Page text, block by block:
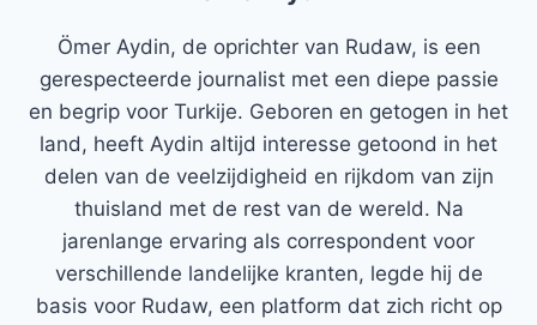
Ömer Aydin, de oprichter van Rudaw, is een
gerespecteerde journalist met een diepe passie
en begrip voor Turkije. Geboren en getogen in het
land, heeft Aydin altijd interesse getoond in het
delen van de veelzijdigheid en rijkdom van zijn
thuisland met de rest van de wereld. Na
jarenlange ervaring als correspondent voor
verschillende landelijke kranten, legde hij de
basis voor Rudaw, een platform dat zich richt op